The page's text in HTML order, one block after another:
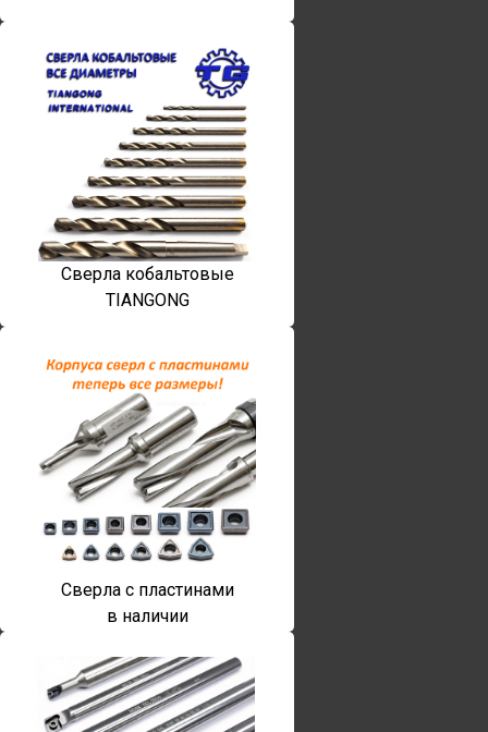
Сверла кобальтовые
TIANGONG
Сверла с пластинами
в наличии